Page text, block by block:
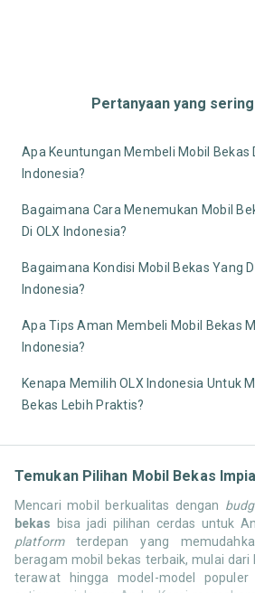
Pertanyaan yang
Apa Keuntungan Membeli Mobil Bekas
Indonesia?
Bagaimana Cara Menemukan Mobil
Di OLX Indonesia?
Bagaimana Kondisi Mobil Bekas Yang
Indonesia?
Apa Tips Aman Membeli Mobil Bekas
Indonesia?
Kenapa Memilih OLX Indonesia Untuk
Bekas Lebih Praktis?
Temukan Pilihan Mobil Bekas
Mencari mobil berkualitas dengan
bekas bisa jadi pilihan cerdas untuk
platformterdepan yang
beragam mobil bekas terbaik, mulai dari
terawat hingga model-model